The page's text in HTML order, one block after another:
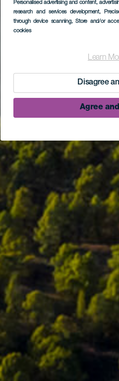
Personalised advertising and content,
research and services development,
through device scanning, Store and/or
cookies
Learn
Disagree
Agree